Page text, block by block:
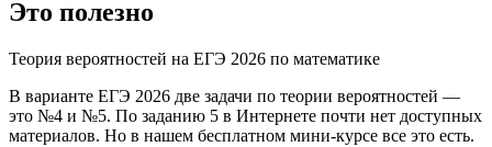
Это полезно
Теория вероятностей на ЕГЭ 2026 по математике
В варианте ЕГЭ 2026 две задачи по теории вероятностей —
это №4 и №5. По заданию 5 в Интернете почти нет доступных
материалов. Но в нашем бесплатном мини-курсе все это есть.